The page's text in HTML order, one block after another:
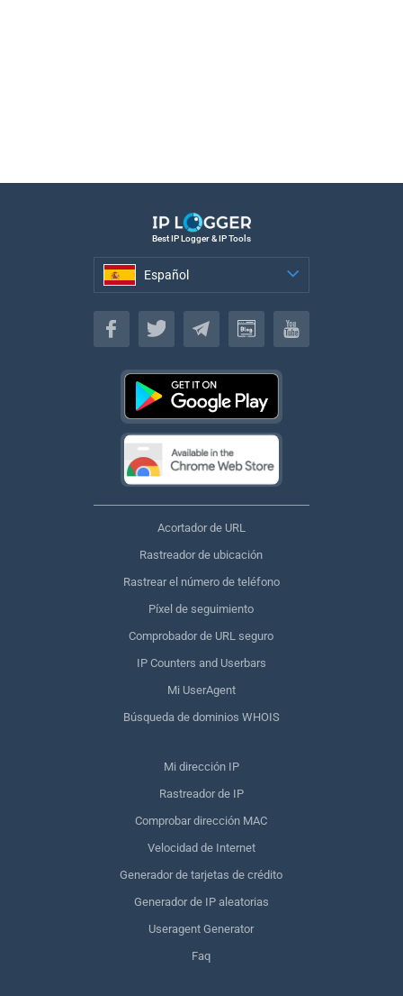
Best IP Logger & IP Tools
Español
Español
Acortador de URL
Rastreador de ubicación
Rastrear el número de teléfono
Píxel de seguimiento
Comprobador de URL seguro
IP Counters and Userbars
Mi UserAgent
Búsqueda de dominios WHOIS
Mi dirección IP
Rastreador de IP
Comprobar dirección MAC
Velocidad de Internet
Generador de tarjetas de crédito
Generador de IP aleatorias
Useragent Generator
Faq